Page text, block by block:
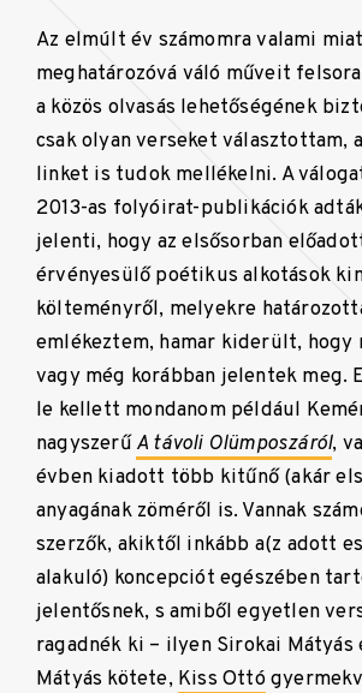
Az elmúlt év számomra valami
meghatározóvá váló műveit
a közös olvasás lehetőségének
csak olyan verseket választottam,
linket is tudok mellékelni. A
2013-as folyóirat-publikációk
jelenti, hogy az elsősorban
érvényesülő poétikus alkotások
költeményről, melyekre
emlékeztem, hamar kiderült, hogy
vagy még korábban jelentek meg.
le kellett mondanom például
nagyszerűA távoli Olümposzáról,
évben kiadott több kitűnő (akár
anyagának zöméről is. Vannak
szerzők, akiktől inkább a(z adott
alakuló) koncepciót egészében
jelentősnek, s amiből egyetlen
ragadnék ki – ilyen Sirokai Mátyás
Mátyás kötete, Kiss Ottó